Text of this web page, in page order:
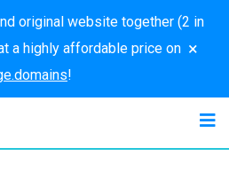
original website together (2 in
a highly affordable price on
!
×